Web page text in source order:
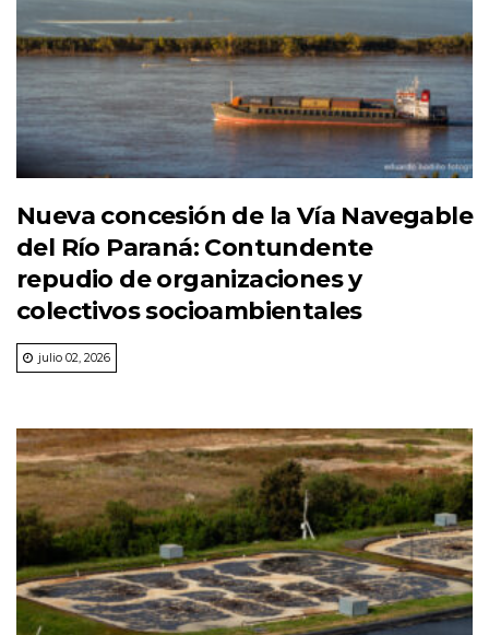
Nueva concesión de la Vía Navegable
del Río Paraná: Contundente
repudio de organizaciones y
colectivos socioambientales
julio 02, 2026